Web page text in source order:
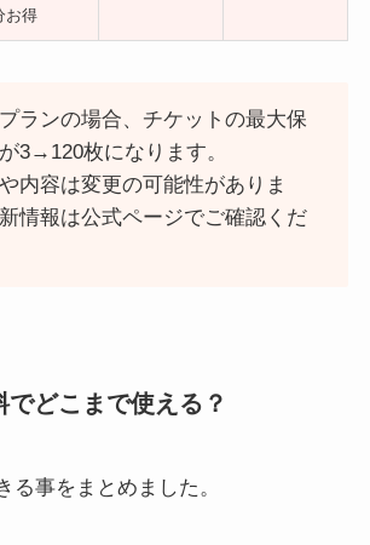
お得
ランの場合、チケットの最大保
3→120枚になります。
内容は変更の可能性がありま
情報は公式ページでご確認くだ
どこまで使える？
る事をまとめました。